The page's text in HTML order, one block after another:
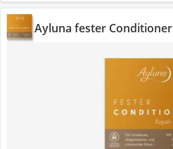
Ayluna fester Conditioner